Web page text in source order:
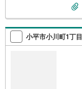
検
索
条
小平市小川町1丁目